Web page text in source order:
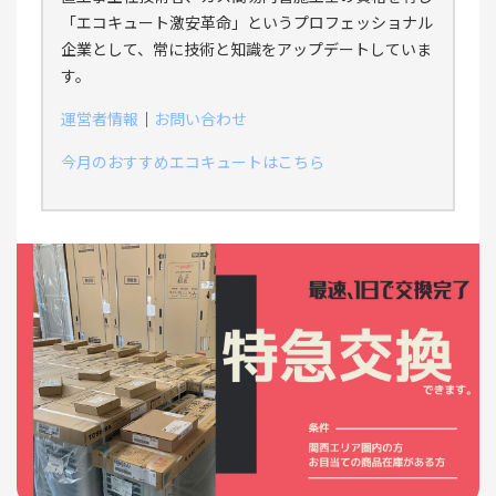
「エコキュート激安革命」というプロフェッショナル
企業として、常に技術と知識をアップデートしていま
す。
運営者情報 ｜ お問い合わせ
今月のおすすめエコキュートはこちら